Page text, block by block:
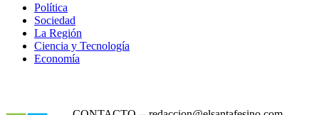
Política
Sociedad
La Región
Ciencia y Tecnología
Economía